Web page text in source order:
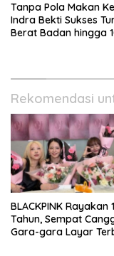
Tanpa Pola Makan
Indra Bekti Sukses
Berat Badan hingga
Rekomendasi
BLACKPINK Rayakan
Tahun, Sempat
Gara-gara Layar